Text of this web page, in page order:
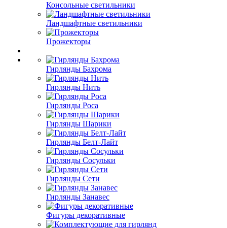
Консольные светильники
Ландшафтные светильники
Прожекторы
Гирлянды Бахрома
Гирлянды Нить
Гирлянды Роса
Гирлянды Шарики
Гирлянды Белт-Лайт
Гирлянды Сосульки
Гирлянды Сети
Гирлянды Занавес
Фигуры декоративные